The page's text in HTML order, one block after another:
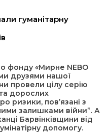
гуманітарну
фонду «Мирне NEBO
друзями нашої
провели цілу серію
та дорослих
ризики, пов’язані з
залишками війни”. А
Барвінківщини від
допомогу.